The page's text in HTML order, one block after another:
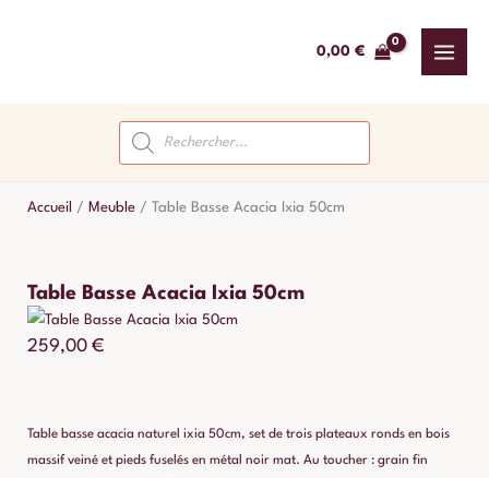
0,00 €
Recherche
de
produits
Accueil / Meuble / Table Basse Acacia Ixia 50cm
Table Basse Acacia Ixia 50cm
259,00 €
Table basse acacia naturel ixia 50cm, set de trois plateaux ronds en bois
massif veiné et pieds fuselés en métal noir mat. Au toucher : grain fin